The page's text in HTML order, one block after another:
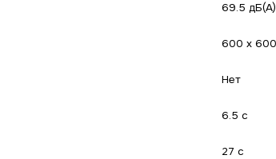
69.5 дБ(А)
600 x
Нет
6.5 с
27 с